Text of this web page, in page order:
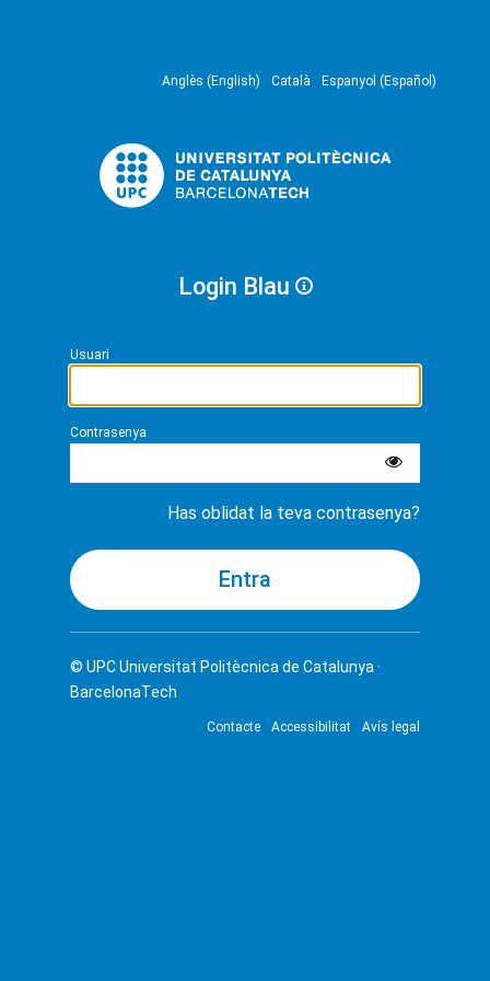
Anglès (English) Català Espanyol (Español)
Login Blau
Usuari
Contrasenya
Has oblidat la teva contrasenya?
© UPCUniversitat Politècnica de Catalunya ·
BarcelonaTech
Contacte Accessibilitat Avís legal